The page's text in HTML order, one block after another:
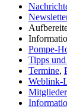
Pompe-
Tipps
Termine,
Weblink-